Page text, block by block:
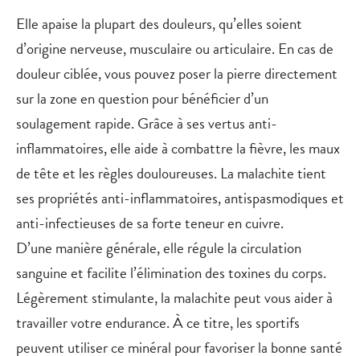
Elle apaise la plupart des douleurs, qu’elles soient
d’origine nerveuse, musculaire ou articulaire. En cas de
douleur ciblée, vous pouvez poser la pierre directement
sur la zone en question pour bénéficier d’un
soulagement rapide. Grâce à ses vertus anti-
inflammatoires, elle aide à combattre la fièvre, les maux
de tête et les règles douloureuses. La malachite tient
ses propriétés anti-inflammatoires, antispasmodiques et
anti-infectieuses de sa forte teneur en cuivre.
D’une manière générale, elle régule la circulation
sanguine et facilite l’élimination des toxines du corps.
Légèrement stimulante, la malachite peut vous aider à
travailler votre endurance. À ce titre, les sportifs
peuvent utiliser ce minéral pour favoriser la bonne santé